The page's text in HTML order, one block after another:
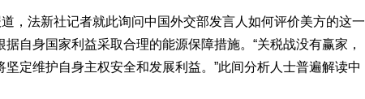
道，法新社记者就此询问中国外交部发言人如何评价美方的这一
自身国家利益采取合理的能源保障措施。“关税战没有赢家，
定维护自身主权安全和发展利益。”此间分析人士普遍解读中